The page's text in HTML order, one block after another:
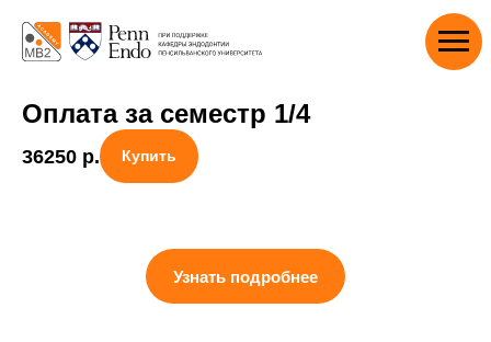
Оплата за семестр 1/4
36250 р. Купить
Узнать подробнее